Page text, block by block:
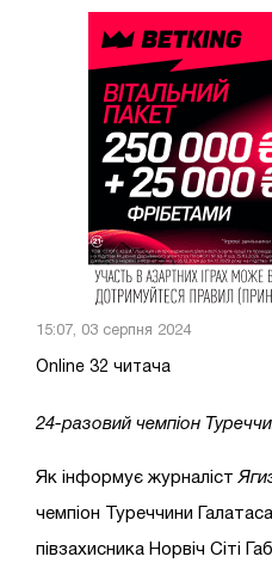
15:07, 03 серпня 2024
Online 32 читача
24-разовий чемпіон
Як інформує журналіст
чемпіон Туреччини
півзахисника Норвіч Сіті